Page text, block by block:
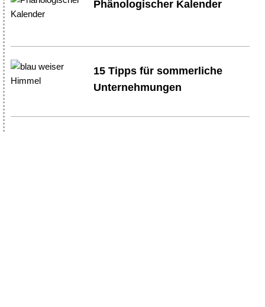
Phänologischer Kalender
15 Tipps für sommerliche
Unternehmungen